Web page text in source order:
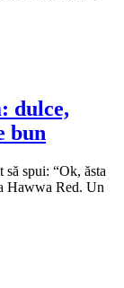
dulce,
bun
spui: “Ok, ăsta
Hawwa Red. Un